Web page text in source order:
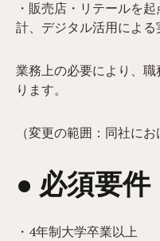
・販売店・リテールを
計、デジタル活用によ
業務上の必要により、
ります。
（変更の範囲：同社にお
● 必須要
・4年制大学卒業以上